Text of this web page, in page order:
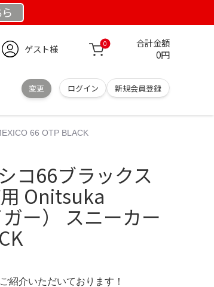
ゲスト様 0 合計金額
0円
変更 ログイン 新規会員登録
66 OTP BLACK
コ66ブラックス
Onitsuka
ー） スニーカー
紹介いただいております！